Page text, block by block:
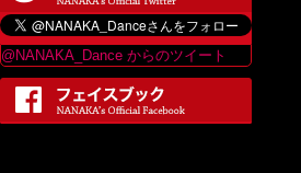
@NANAKA_Dance からのツイート